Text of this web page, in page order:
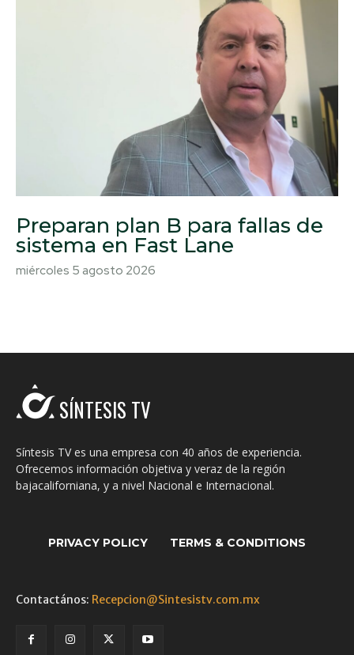
Preparan plan B para fallas de
sistema en Fast Lane
miércoles 5 agosto 2026
SÍNTESIS TV
Síntesis TV es una empresa con 40 años de experiencia.
Ofrecemos información objetiva y veraz de la región
bajacaliforniana, y a nivel Nacional e Internacional.
PRIVACY POLICY TERMS & CONDITIONS
Contactános: Recepcion@Sintesistv.com.mx